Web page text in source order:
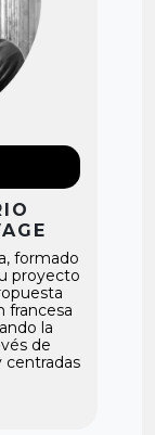
formado
proyecto
francesa
la
de
centradas